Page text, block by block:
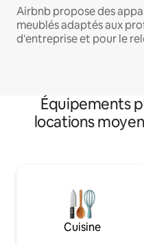
Airbnb propose des
meublés adaptés aux
d'entreprise et pour le
Équipements
locations
Cuisine